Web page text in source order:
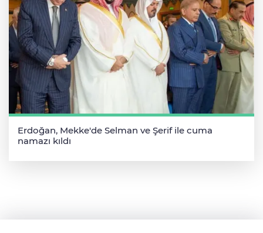
Erdoğan, Mekke'de Selman ve Şerif ile cuma
namazı kıldı